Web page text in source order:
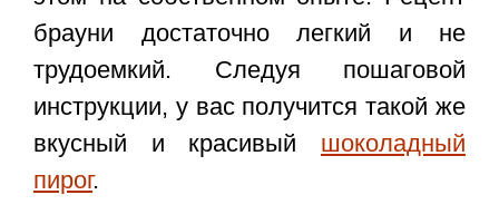
брауни достаточно легкий и не
трудоемкий. Следуя пошаговой
инструкции, у вас получится такой же
вкусный и красивый шоколадный
пирог.